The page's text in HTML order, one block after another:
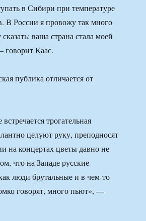
в Сибири при температуре
В России я провожу так много
ваша страна стала моей
говорит Каас.
публика отличается от
трогательная
целуют руку, преподносят
на концертах цветы давно не
что на Западе русские
люди брутальные и в чем-то
говорят, много пьют», —